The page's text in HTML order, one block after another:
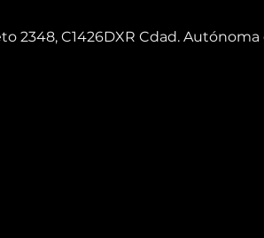
2348, C1426DXR Cdad.